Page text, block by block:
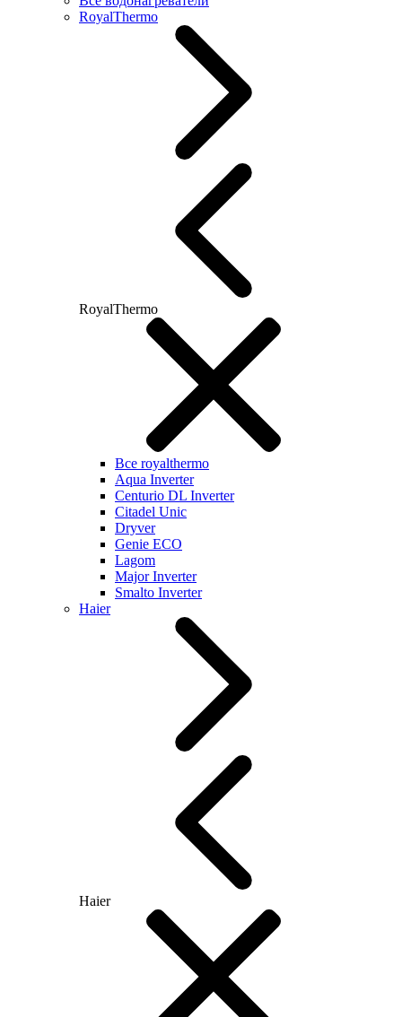
RoyalThermo
RoyalThermo
Все royalthermo
Aqua Inverter
Centurio DL Inverter
Citadel Unic
Dryver
Genie ECO
Lagom
Major Inverter
Smalto Inverter
Haier
Haier